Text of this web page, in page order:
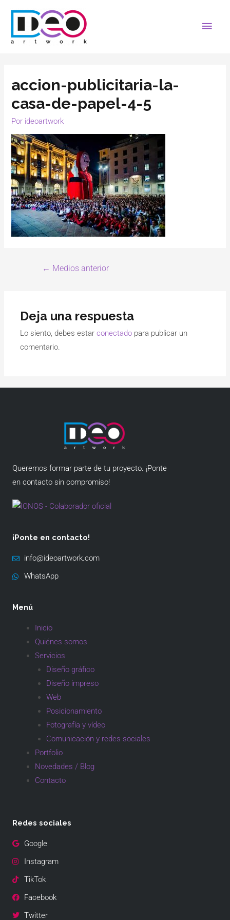
accion-publicitaria-la-
casa-de-papel-4-5
Por ideoartwork
← Medios anterior
Deja una respuesta
Lo siento, debes estarconectado para publicar un
comentario.
Queremos formar parte de tu proyecto. ¡Ponte
en contacto sin compromiso!
¡Ponte en contacto!
info@ideoartwork.com
WhatsApp
Menú
Inicio
Quiénes somos
Servicios
Diseño gráfico
Diseño impreso
Web
Posicionamiento
Fotografía y vídeo
Comunicación y redes sociales
Portfolio
Novedades / Blog
Contacto
Redes sociales
Google
Instagram
TikTok
Facebook
Twitter